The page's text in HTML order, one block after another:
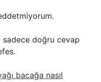
sadece doğru cevap
bacağa nasıl